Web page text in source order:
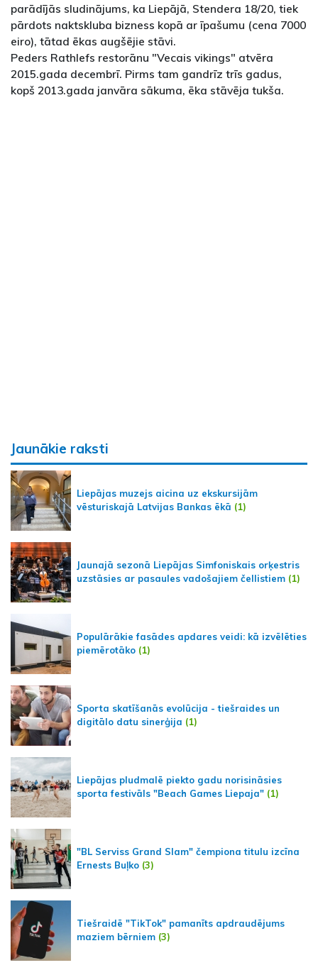
parādījās sludinājums, ka Liepājā, Stendera 18/20, tiek
pārdots naktskluba bizness kopā ar īpašumu (cena 7000
eiro), tātad ēkas augšējie stāvi.
Peders Rathlefs restorānu "Vecais vikings" atvēra
2015.gada decembrī. Pirms tam gandrīz trīs gadus,
kopš 2013.gada janvāra sākuma, ēka stāvēja tukša.
Jaunākie raksti
Liepājas muzejs aicina uz ekskursijām
vēsturiskajā Latvijas Bankas ēkā (1)
Jaunajā sezonā Liepājas Simfoniskais orķestris
uzstāsies ar pasaules vadošajiem čellistiem (1)
Populārākie fasādes apdares veidi: kā izvēlēties
piemērotāko (1)
Sporta skatīšanās evolūcija - tiešraides un
digitālo datu sinerģija (1)
Liepājas pludmalē piekto gadu norisināsies
sporta festivāls "Beach Games Liepaja" (1)
"BL Serviss Grand Slam" čempiona titulu izcīna
Ernests Buļko (3)
Tiešraidē "TikTok" pamanīts apdraudējums
maziem bērniem (3)